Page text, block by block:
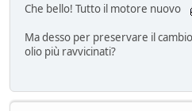
Che bello! Tutto il motore nuovo
Ma desso per preservare il
olio più ravvicinati?